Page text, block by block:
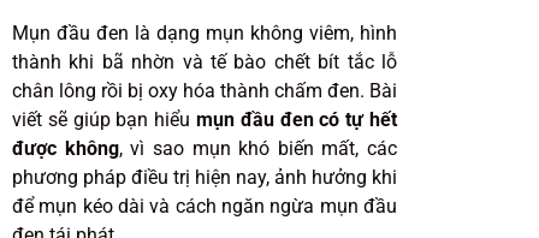
Mụn đầu đen là dạng mụn không viêm, hình
thành khi bã nhờn và tế bào chết bít tắc lỗ
chân lông rồi bị oxy hóa thành chấm đen. Bài
viết sẽ giúp bạn hiểu mụn đầu đen có tự hết
được không, vì sao mụn khó biến mất, các
phương pháp điều trị hiện nay, ảnh hưởng khi
để mụn kéo dài và cách ngăn ngừa mụn đầu